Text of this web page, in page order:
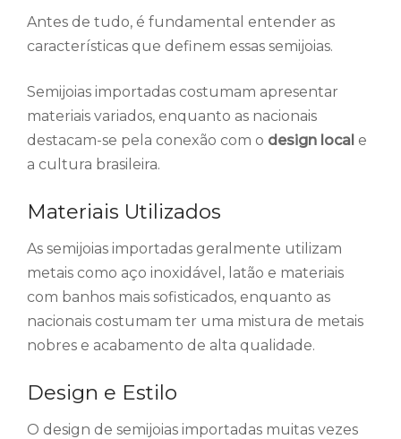
Antes de tudo, é fundamental entender as
características que definem essas semijoias.
Semijoias importadas costumam apresentar
materiais variados, enquanto as nacionais
destacam-se pela conexão com o design local e
a cultura brasileira.
Materiais Utilizados
As semijoias importadas geralmente utilizam
metais como aço inoxidável, latão e materiais
com banhos mais sofisticados, enquanto as
nacionais costumam ter uma mistura de metais
nobres e acabamento de alta qualidade.
Design e Estilo
O design de semijoias importadas muitas vezes